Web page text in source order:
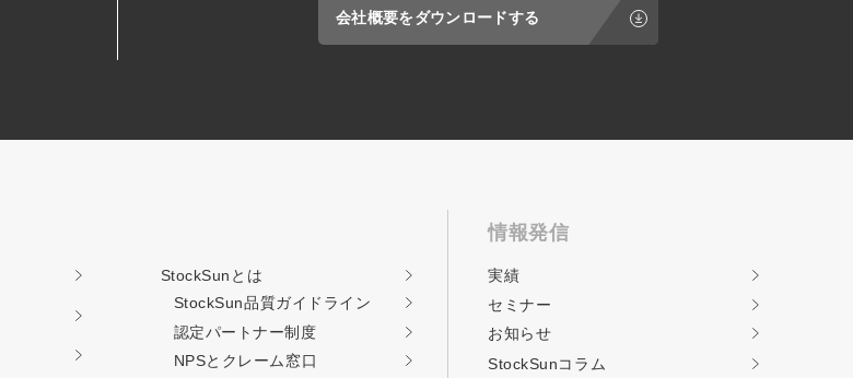
会社概要をダウンロードする
StockSunとは
StockSun品質ガイド ライン
認定パートナー制度
NPSとクレーム窓口
情報発信
実績
セミナー
お知らせ
StockSunコラム